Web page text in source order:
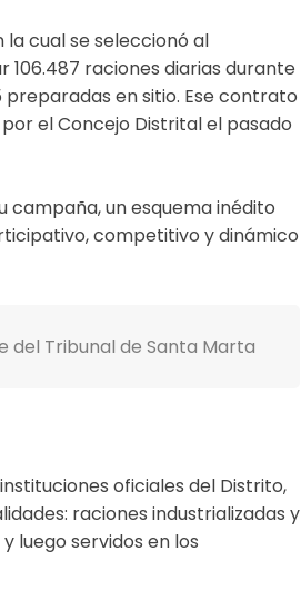
la cual se seleccionó al
raciones diarias durante
preparadas en sitio. Ese contrato
el Concejo Distrital el pasado
campaña, un esquema inédito
competitivo y dinámico
del Tribunal de Santa Marta
oficiales del Distrito,
raciones industrializadas y
luego servidos en los